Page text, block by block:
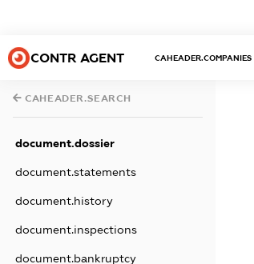
CONTR AGENT CAHEADER.COMPANIES
CAHEADER.SEARCH
document.dossier
document.statements
document.history
document.inspections
document.bankruptcy